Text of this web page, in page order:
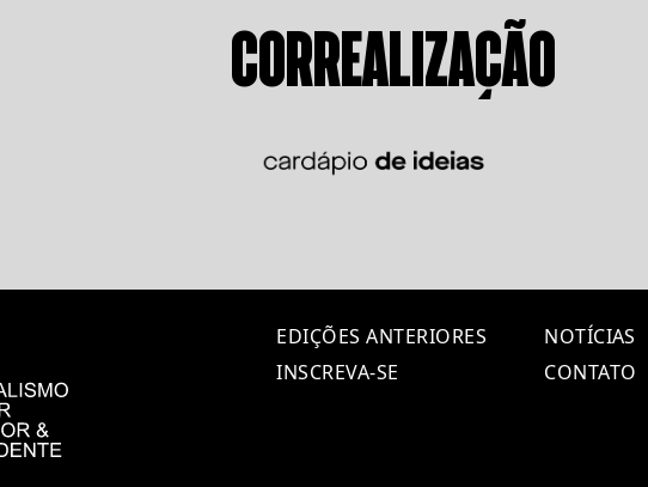
CORREALIZAÇÃO
EDIÇÕES ANTERIORES
INSCREVA-SE
NOTÍCIAS
CONTATO